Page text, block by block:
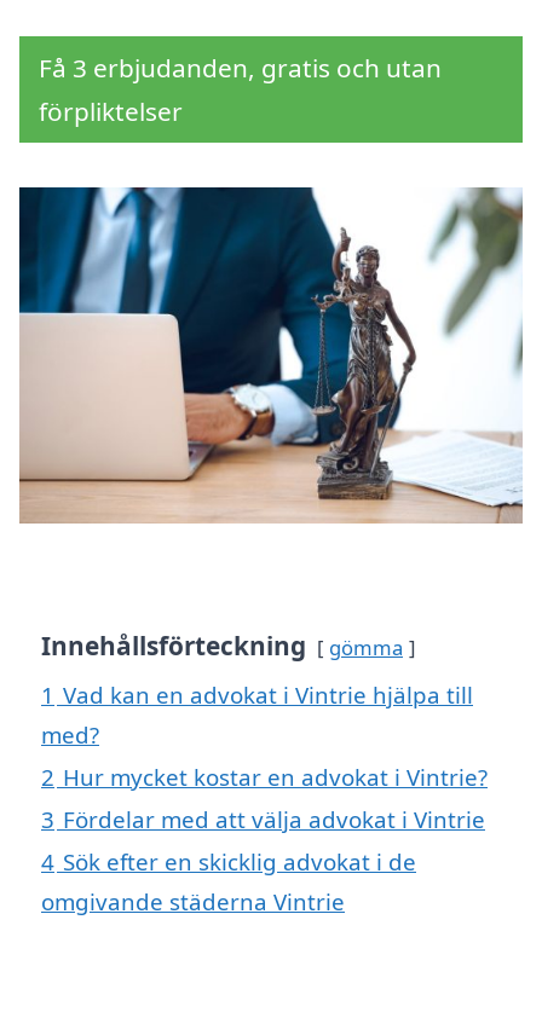
Få 3 erbjudanden, gratis och utan
förpliktelser
Innehållsförteckning gömma
1 Vad kan en advokat i Vintrie hjälpa till
med?
2 Hur mycket kostar en advokat i Vintrie?
3 Fördelar med att välja advokat i Vintrie
4 Sök efter en skicklig advokat i de
omgivande städerna Vintrie